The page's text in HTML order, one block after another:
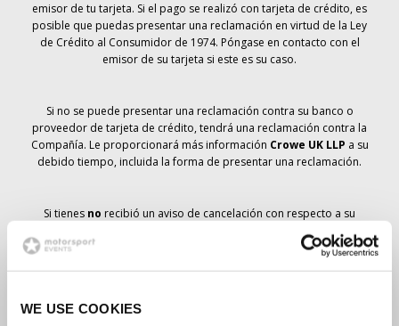
WE USE COOKIES
emisor de tu tarjeta. Si el pago se realizó con tarjeta de crédito, es
posible que puedas presentar una reclamación en virtud de la Ley
de Crédito al Consumidor de 1974. Póngase en contacto con el
emisor de su tarjeta si este es su caso.
Si no se puede presentar una reclamación contra su banco o
proveedor de tarjeta de crédito, tendrá una reclamación contra la
Compañía. Le proporcionará más información Crowe UK LLP a su
debido tiempo, incluida la forma de presentar una reclamación.
Si tienes no recibió un aviso de cancelación con respecto a su
pedido de entradas, su reserva no se ha cancelado y se prevé que
recibirá las entradas que ha pedido a su debido tiempo. La